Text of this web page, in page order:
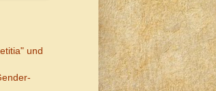
und